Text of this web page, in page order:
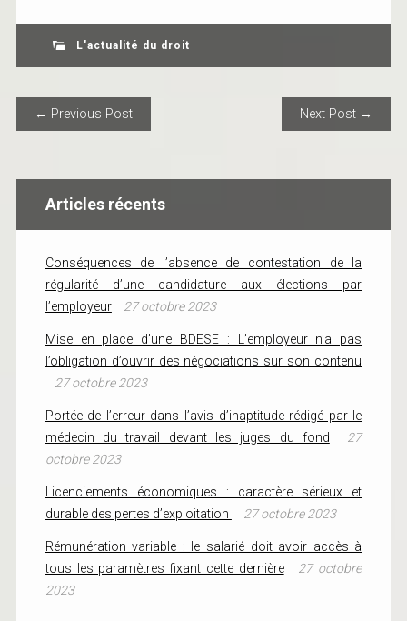
L'actualité du droit
POST NAVIGATION
← Previous Post Next Post →
Articles récents
Conséquences de l’absence de contestation de la
régularité d’une candidature aux élections par
l’employeur
27 octobre 2023
Mise en place d’une BDESE : L’employeur n’a pas
l’obligation d’ouvrir des négociations sur son contenu
27 octobre 2023
Portée de l’erreur dans l’avis d’inaptitude rédigé par le
médecin du travail devant les juges du fond
27
octobre 2023
Licenciements économiques : caractère sérieux et
durable des pertes d’exploitation
27 octobre 2023
Rémunération variable : le salarié doit avoir accès à
tous les paramètres fixant cette dernière
27 octobre
2023